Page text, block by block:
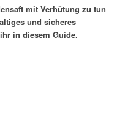
mit Verhütung zu tun
und sicheres
in diesem Guide.